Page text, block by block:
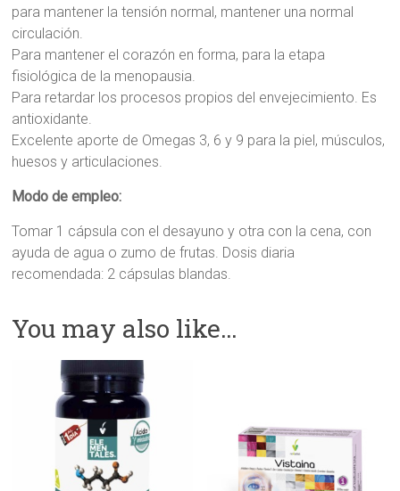
para mantener la tensión normal, mantener una normal
circulación.
Para mantener el corazón en forma, para la etapa
fisiológica de la menopausia.
Para retardar los procesos propios del envejecimiento. Es
antioxidante.
Excelente aporte de Omegas 3, 6 y 9 para la piel, músculos,
huesos y articulaciones.
Modo de empleo:
Tomar 1 cápsula con el desayuno y otra con la cena, con
ayuda de agua o zumo de frutas. Dosis diaria
recomendada: 2 cápsulas blandas.
You may also like…